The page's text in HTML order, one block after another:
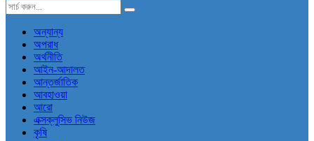
অন্যান্য
অপরাধ
অর্থনীতি
আইন-আদালত
আন্তর্জাতিক
আবহাওয়া
আরো
এক্সক্লুসিভ নিউজ
কৃষি